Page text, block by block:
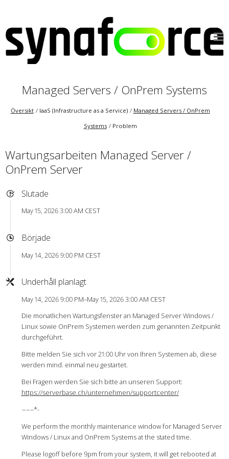
Managed Servers / OnPrem Systems
Översikt IaaS (Infrastructure as a Service)
Managed Servers / OnPrem
Systems
Problem
Wartungsarbeiten Managed Server /
OnPrem Server
Slutade
May 15, 2026 3:00 AM CEST
Började
May 14, 2026 9:00 PM CEST
Underhåll planlagt
May 14, 2026 9:00 PM–May 15, 2026 3:00 AM CEST
Die monatlichen Wartungsfenster an Managed Server Windows /
Linux sowie OnPrem Systemen werden zum genannten Zeitpunkt
durchgeführt.
Bitte melden Sie sich vor 21:00 Uhr von Ihren Systemen ab, diese
werden mind. einmal neu gestartet.
Bei Fragen werden Sie sich bitte an unseren Support:
https://serverbase.ch/unternehmen/supportcenter/
------*-
We perform the monthly maintenance window for Managed Server
Windows / Linux and OnPrem Systems at the stated time.
Please logoff before 9pm from your system, it will get rebooted at